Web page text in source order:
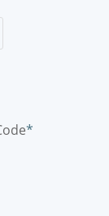
*